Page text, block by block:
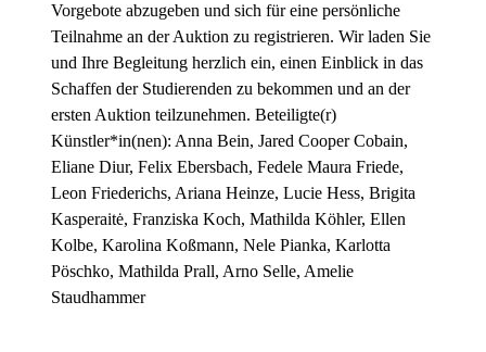
Vorgebote abzugeben und sich für eine persönliche
Teilnahme an der Auktion zu registrieren. Wir laden Sie
und Ihre Begleitung herzlich ein, einen Einblick in das
Schaffen der Studierenden zu bekommen und an der
ersten Auktion teilzunehmen. Beteiligte(r)
Künstler*in(nen): Anna Bein, Jared Cooper Cobain,
Eliane Diur, Felix Ebersbach, Fedele Maura Friede,
Leon Friederichs, Ariana Heinze, Lucie Hess, Brigita
Kasperaitė, Franziska Koch, Mathilda Köhler, Ellen
Kolbe, Karolina Koßmann, Nele Pianka, Karlotta
Pöschko, Mathilda Prall, Arno Selle, Amelie
Staudhammer